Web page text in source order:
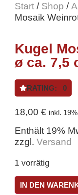
Start / Shop /
Mosaik
Kugel
ø ca. 7,5
RATING: 0
18,00 € inkl.
Enthält 19%
zzgl. Versand
1 vorrätig
IN DEN